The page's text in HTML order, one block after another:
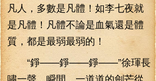
凡人，多數是凡體！如李七夜就
是凡體！凡體不論是血氣還是體
質，都是最弱最弱的！
“錚——錚——錚——”徐琿長